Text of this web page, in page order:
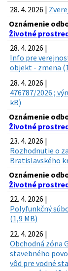
28. 4. 2026 |
Oznámenie
Životné
28. 4. 2026 |
Info pre
objekt - zmena
28. 4. 2026 |
476787/2026 ;
kB)
Oznámenie
Životné
23. 4. 2026 |
Rozhodnutie o
Bratislavského
Oznámenie
Životné
22. 4. 2026 |
Polyfunkčný
(1,9 MB)
22. 4. 2026 |
Obchodná zóna
stavebného
vôd pre vodné